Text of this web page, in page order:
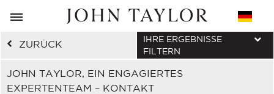
ZURÜCK
JOHN TAYLOR, EIN ENGAGIERTES
EXPERTENTEAM – KONTAKT
IHRE ERGEBNISSE
FILTERN